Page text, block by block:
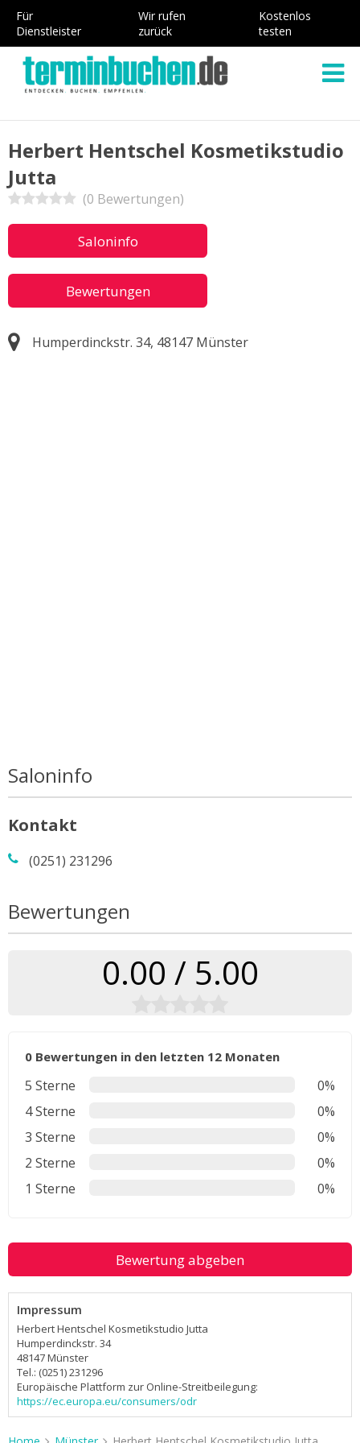
Für
Dienstleister
Wir rufen
zurück
Kostenlos
testen
Herbert Hentschel Kosmetikstudio
Jutta
(0 Bewertungen)
Saloninfo
Bewertungen
Humperdinckstr. 34, 48147 Münster
Saloninfo
Kontakt
(0251) 231296
Bewertungen
0.00 / 5.00
0 Bewertungen in den letzten 12 Monaten
5 Sterne
0%
4 Sterne
0%
3 Sterne
0%
2 Sterne
0%
1 Sterne
0%
Bewertung abgeben
Impressum
Herbert Hentschel Kosmetikstudio Jutta
Humperdinckstr. 34
48147 Münster
Tel.: (0251) 231296
Europäische Plattform zur Online-Streitbeilegung:
https://ec.europa.eu/consumers/odr